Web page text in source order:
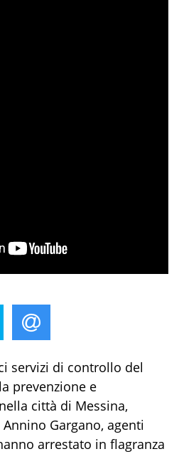
servizi di controllo del
prevenzione e
città di Messina,
Gargano, agenti
arrestato in flagranza